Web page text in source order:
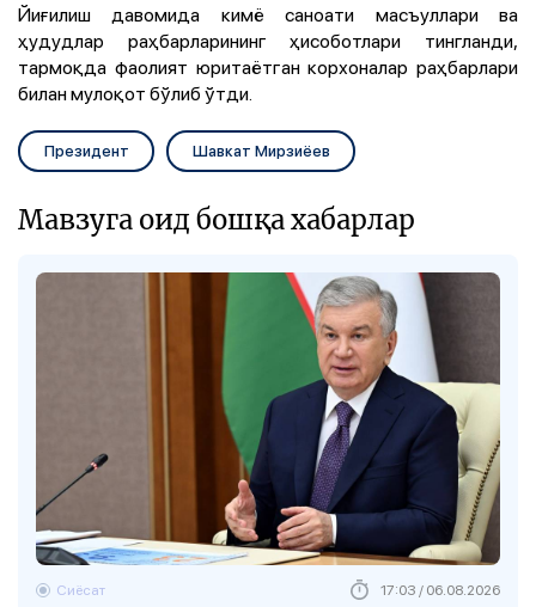
Йиғилиш давомида кимё саноати масъуллари ва
ҳудудлар раҳбарларининг ҳисоботлари тингланди,
тармоқда фаолият юритаётган корхоналар раҳбарлари
билан мулоқот бўлиб ўтди.
Президент Шавкат Мирзиёев
Мавзуга оид бошқа хабарлар
Сиёсат 17:03 / 06.08.2026